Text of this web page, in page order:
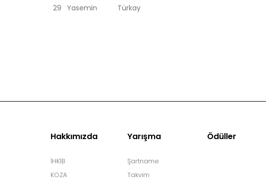
29 Yasemin Türkay
Hakkımızda
İHKİB
KOZA
Yarışma
Şartname
Takvim
Ödüller